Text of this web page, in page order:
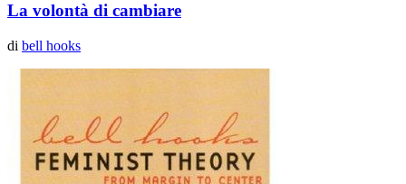
La volontà di cambiare
di bell hooks